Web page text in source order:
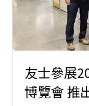
友士參展
博覽會 推